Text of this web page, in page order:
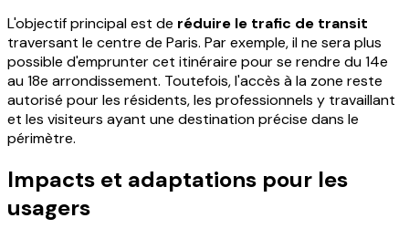
L'objectif principal est de réduire le trafic de transit
traversant le centre de Paris. Par exemple, il ne sera plus
possible d'emprunter cet itinéraire pour se rendre du 14e
au 18e arrondissement. Toutefois, l'accès à la zone reste
autorisé pour les résidents, les professionnels y travaillant
et les visiteurs ayant une destination précise dans le
périmètre.
Impacts et adaptations pour les
usagers